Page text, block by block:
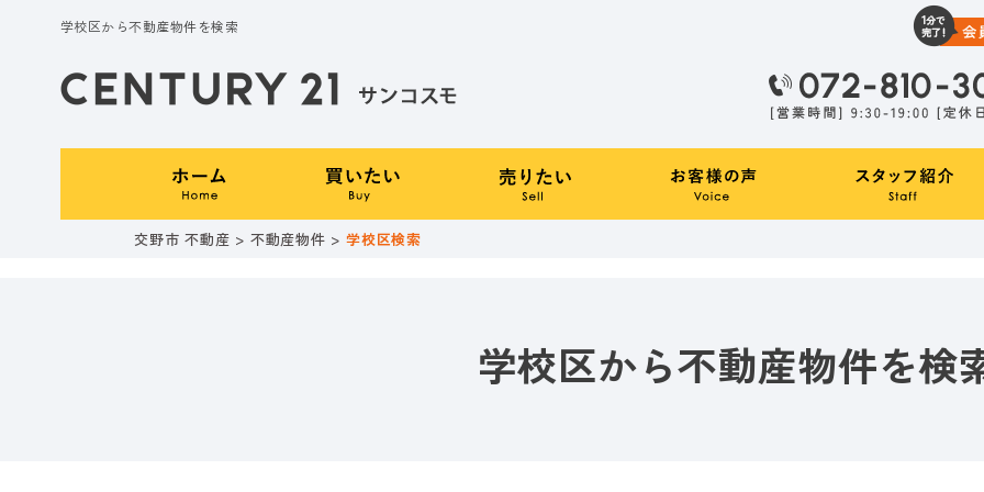
学校区から不動産物件を検索
交野市 不動産 > 不動産物件 >学校区検索
学校区から不動産物件を検